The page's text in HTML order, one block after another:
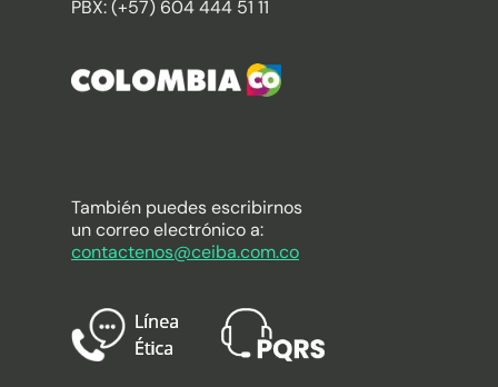
PBX: (+57) 604 444 51 11
También puedes escribirnos
un correo electrónico a:
contactenos@ceiba.com.co